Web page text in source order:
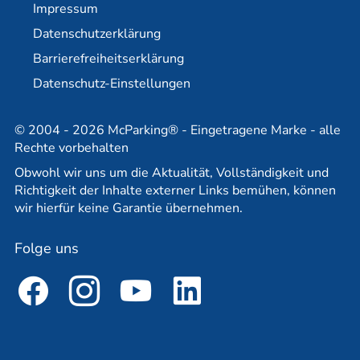
© 2004 - 2026 McParking® - Eingetragene Marke - alle
Rechte vorbehalten
Obwohl wir uns um die Aktualität, Vollständigkeit und
Richtigkeit der Inhalte externer Links bemühen, können
wir hierfür keine Garantie übernehmen.
Folge uns
Partner
Reisebüro-Partner
Impressum
Datenschutzerklärung
Barrierefreiheitserklärung
Datenschutz-Einstellungen